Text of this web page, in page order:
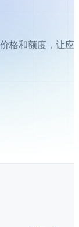
格和额度，让应